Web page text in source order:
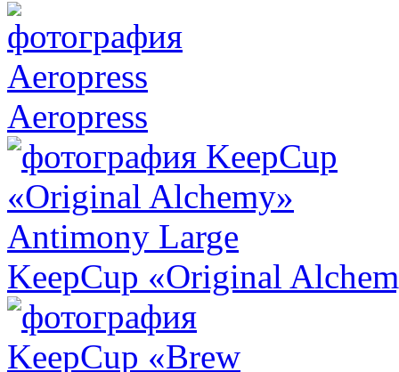
Aeropress
KeepCup «Original